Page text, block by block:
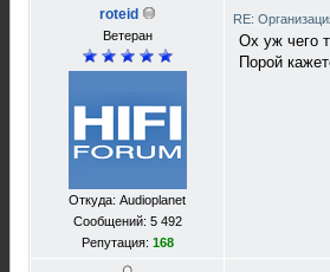
roteid
Ветеран
Откуда: Audioplanet
Сообщений: 5 492
Репутация: 168
RE:
Ох уж чего
Порой